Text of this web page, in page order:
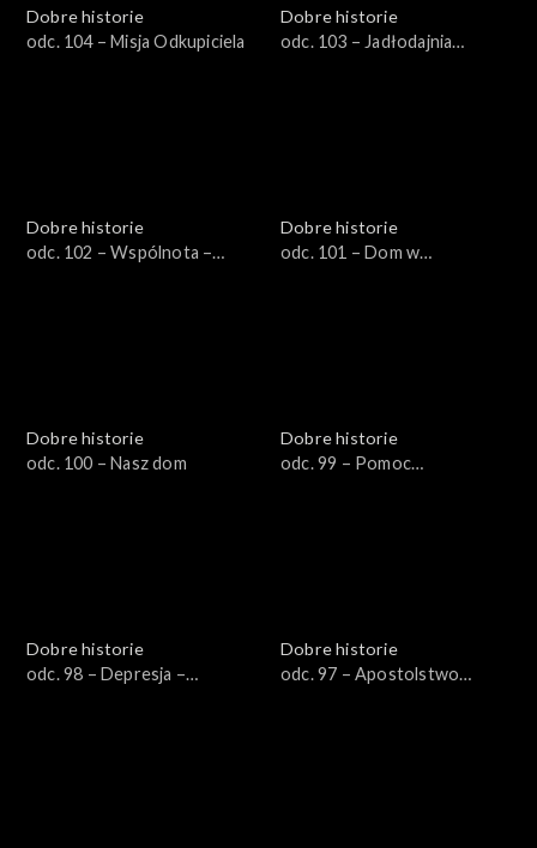
Dobre historie
odc. 104 – Misja Odkupiciela
Dobre historie
odc. 103 – Jadłodajnia
Dobre historie
odc. 102 – Wspólnota –
Dobre historie
odc. 101 – Dom w
Dobre historie
odc. 100 – Nasz dom
Dobre historie
odc. 99 – Pomoc
Dobre historie
odc. 98 – Depresja –
Dobre historie
odc. 97 – Apostolstwo